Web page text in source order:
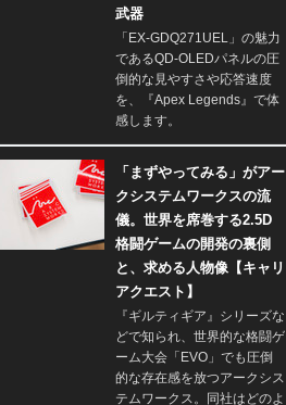
武器
「EX-GDQ271UEL」の魅力
であるQD-OLEDパネルの圧
倒的な見やすさや応答速度
を、『Apex Legends』で体
感します。
「まずやってみる」がアー
クシステムワークスの流
儀。世界を席巻する2.5D
格闘ゲームの開発の裏側
と、求める人物像【キャリ
アクエスト】
『ギルティギア』シリーズな
どで知られ、世界的な格闘ゲ
ーム大会「EVO」でも圧倒
的な存在感を放つアークシス
テムワークス。同社はどのよ